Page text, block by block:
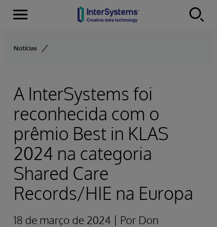
Skip to content
Menu
Notícias
A InterSystems foi
reconhecida com o
prêmio Best in KLAS
2024 na categoria
Shared Care
Records/HIE na Europa
18 de março de 2024 | Por Don